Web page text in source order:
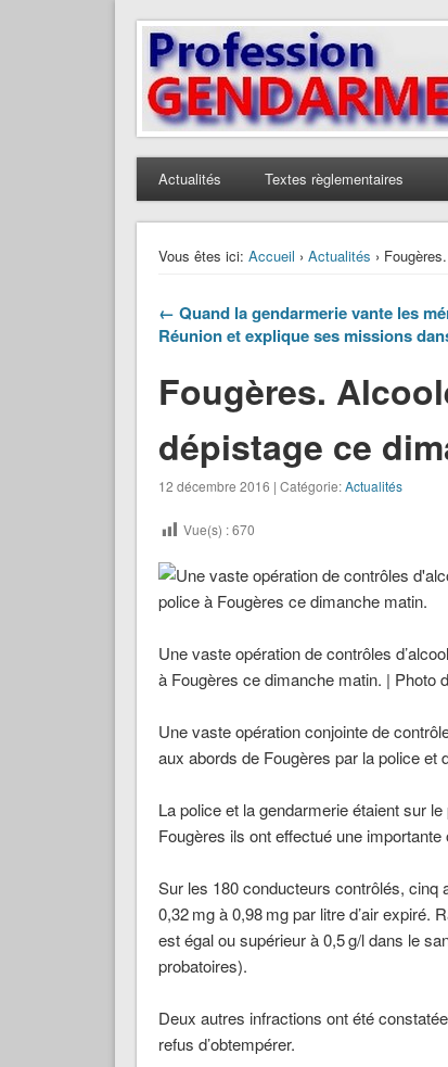
Profession Gendarme
Le journal des gendarmes
Actualités Textes règlementaires
Vous êtes ici: Accueil › Actualités ›
← Quand la gendarmerie vante les
Réunion et explique ses missions
Fougères.
dépistage ce
12 décembre 2016 | Catégorie:Actualités
Vue(s) :670
Une vaste opération de contrôles
à Fougères ce dimanche matin. | Photo
Une vaste opération conjointe de
aux abords de Fougères par la police et
La police et la gendarmerie étaient sur
Fougères ils ont effectué une importante
Sur les 180 conducteurs contrôlés,
0,32 mg à 0,98 mg par litre d’air expiré.
est égal ou supérieur à 0,5 g/l dans le
probatoires).
Deux autres infractions ont été
refus d’obtempérer.